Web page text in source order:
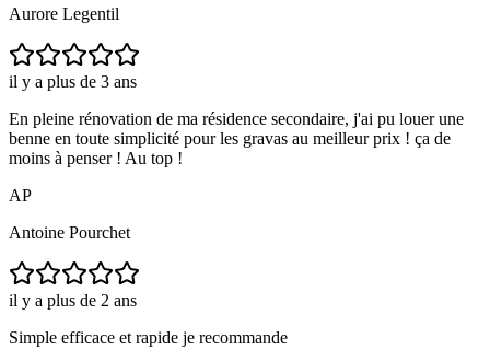
Aurore Legentil
il y a plus de 3 ans
En pleine rénovation de ma résidence secondaire, j'ai pu louer une
benne en toute simplicité pour les gravas au meilleur prix ! ça de
moins à penser ! Au top !
AP
Antoine Pourchet
il y a plus de 2 ans
Simple efficace et rapide je recommande